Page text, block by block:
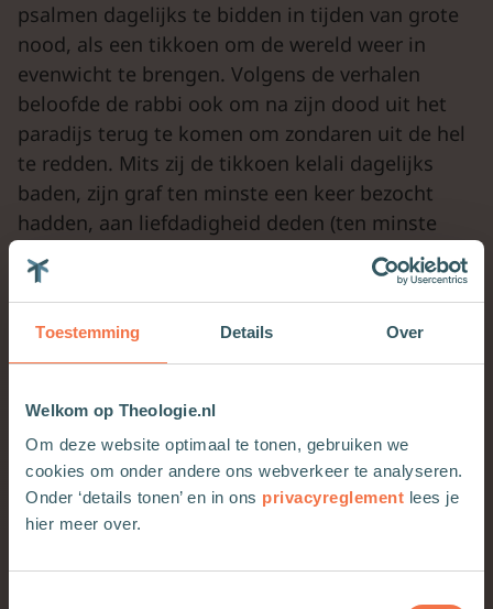
Toestemming Details Over
Welkom op Theologie.nl
Om deze website optimaal te tonen, gebruiken we
cookies om onder andere ons webverkeer te analyseren.
Onder ‘details tonen’ en in ons privacyreglement lees je
hier meer over.
psalmen dagelijks te bidden in tijden van grote
nood, als een tikkoen om de wereld weer in
evenwicht te brengen. Volgens de verhalen
beloofde de rabbi ook om na zijn dood uit het
paradijs terug te komen om zondaren uit de hel
te redden. Mits zij de tikkoen kelali dagelijks
baden, zijn graf ten minste een keer bezocht
hadden, aan liefdadigheid deden (ten minste
een cent weggaven) en uiteraard als zij hun
vroegere zonden nalieten. Dan zou de rabbi de
zondaar aan zijn payos (bakkebaarden) uit de hel
trekken.
‘Het belangrijkste is om niet bang
te zijn’